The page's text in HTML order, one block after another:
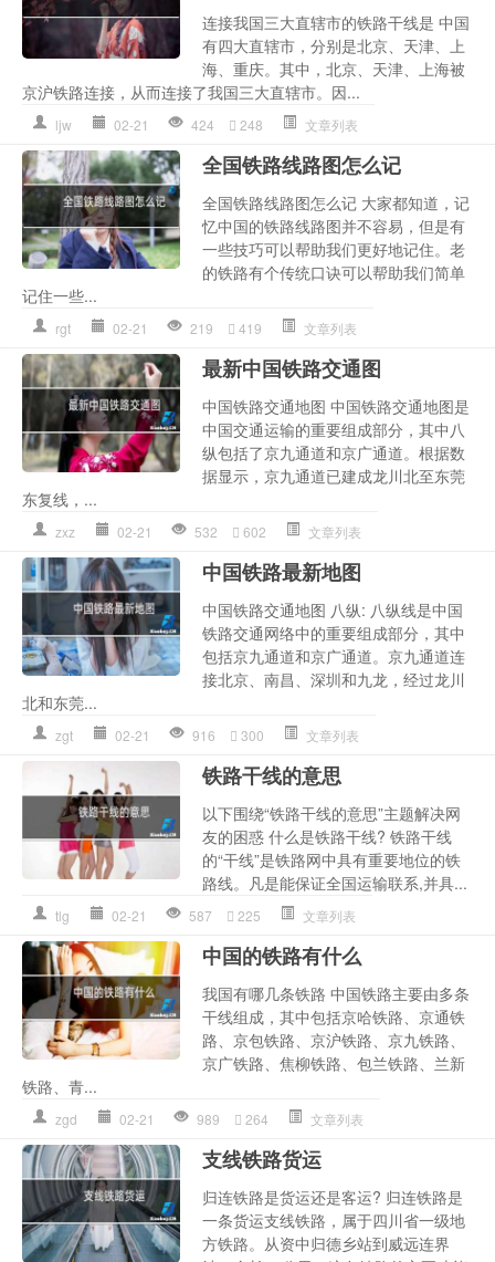
连接我国三大直辖市的铁路干线是 中国
有四大直辖市，分别是北京、天津、上
海、重庆。其中，北京、天津、上海被
京沪铁路连接，从而连接了我国三大直辖市。因...
ljw 02-21 424 248 文章列表
全国铁路线路图怎么记
全国铁路线路图怎么记 大家都知道，记
忆中国的铁路线路图并不容易，但是有
一些技巧可以帮助我们更好地记住。老
的铁路有个传统口诀可以帮助我们简单
记住一些...
rgt 02-21 219 419 文章列表
最新中国铁路交通图
中国铁路交通地图 中国铁路交通地图是
中国交通运输的重要组成部分，其中八
纵包括了京九通道和京广通道。根据数
据显示，京九通道已建成龙川北至东莞
东复线，...
zxz 02-21 532 602 文章列表
中国铁路最新地图
中国铁路交通地图 八纵: 八纵线是中国
铁路交通网络中的重要组成部分，其中
包括京九通道和京广通道。京九通道连
接北京、南昌、深圳和九龙，经过龙川
北和东莞...
zgt 02-21 916 300 文章列表
铁路干线的意思
以下围绕“铁路干线的意思”主题解决网
友的困惑 什么是铁路干线? 铁路干线
的“干线”是铁路网中具有重要地位的铁
路线。凡是能保证全国运输联系,并具...
tlg 02-21 587 225 文章列表
中国的铁路有什么
我国有哪几条铁路 中国铁路主要由多条
干线组成，其中包括京哈铁路、京通铁
路、京包铁路、京沪铁路、京九铁路、
京广铁路、焦柳铁路、包兰铁路、兰新
铁路、青...
zgd 02-21 989 264 文章列表
支线铁路货运
归连铁路是货运还是客运? 归连铁路是
一条货运支线铁路，属于四川省一级地
方铁路。从资中归德乡站到威远连界